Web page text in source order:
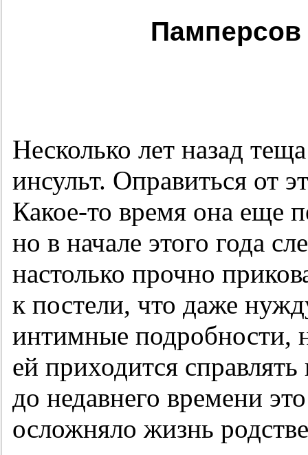
Памперсов
Несколько лет назад
инсульт. Оправиться от
Какое-то время она еще
но в начале этого года
настолько прочно
к постели, что даже
интимные подробности,
ей приходится
до недавнего времени
осложняло жизнь